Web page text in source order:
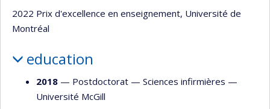
2022 Prix d'excellence en enseignement, Université de
Montréal
education
2018 — Postdoctorat — Sciences infirmières —
Université McGill